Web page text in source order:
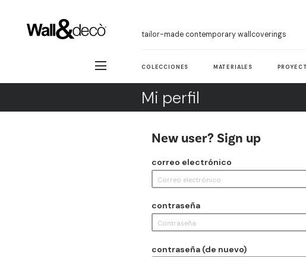
tailor-made contemporary wallcoverings
COLECCIONES MATERIALES
Mi perfil
New user? Sign up
correo electrónico
contraseña
contraseña (de nuevo)